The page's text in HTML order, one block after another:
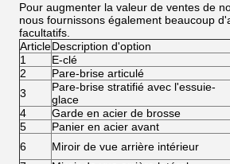
Pour augmenter la valeur de ventes de
nous fournissons également beaucoup
facultatifs.
ArticleDescription d'option
1
E-clé
2
Pare-brise articulé
3
Pare-brise stratifié avec l'essuie-
glace
4
Garde en acier de brosse
5
Panier en acier avant
6
Miroir de vue arrière intérieur